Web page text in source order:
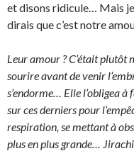
et disons ridicule… Mais
dirais que c’est notre
Leur amour ? C’était
sourire avant de venir
s’endorme… Elle l’obligea
sur ces derniers pour
respiration, se mettant à
plus en plus grande…